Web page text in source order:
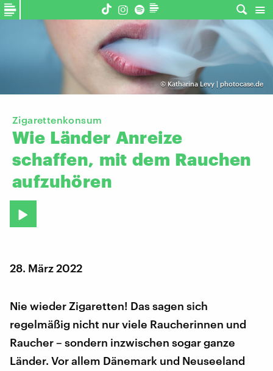
© Katharina Levy | photocase.de
Zigarettenkonsum
Wie Länder Anreize
schaffen, mit dem Rauchen
aufzuhören
28. März 2022
Nie wieder Zigaretten! Das sagen sich
regelmäßig nicht nur viele Raucherinnen und
Raucher – sondern inzwischen sogar ganze
Länder. Vor allem Dänemark und Neuseeland